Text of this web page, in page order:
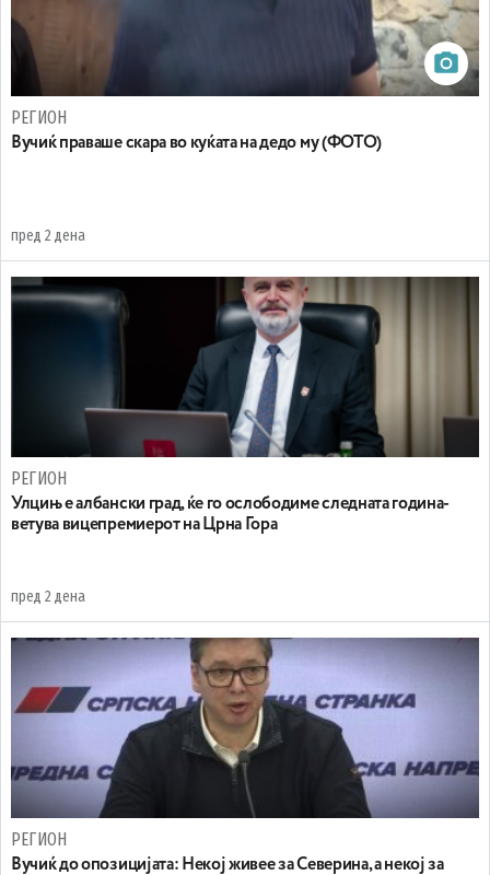
РЕГИОН
Вучиќ праваше скара во куќата на дедо му (ФОТО)
пред 2 дена
РЕГИОН
Улцињ е албански град, ќе го ослободиме следната година-
ветува вицепремиерот на Црна Гора
пред 2 дена
РЕГИОН
Вучиќ до опозицијата: Некој живее за Северина, а некој за